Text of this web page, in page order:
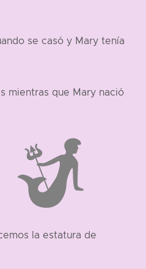
se casó y Mary tenía
mientras que Mary nació
la estatura de